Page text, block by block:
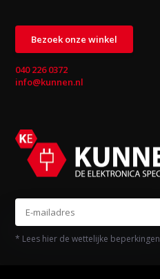
Bezoek onze winkel
040 226 0372
info@kunnen.nl
* Lees hier de wettelijke beperkingen